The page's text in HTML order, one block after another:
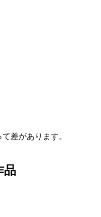
差があります。
品